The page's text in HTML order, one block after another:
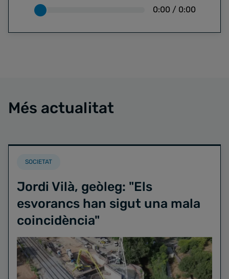
0:00 / 0:00
Més actualitat
SOCIETAT
Jordi Vilà, geòleg: "Els
esvorancs han sigut una mala
coincidència"